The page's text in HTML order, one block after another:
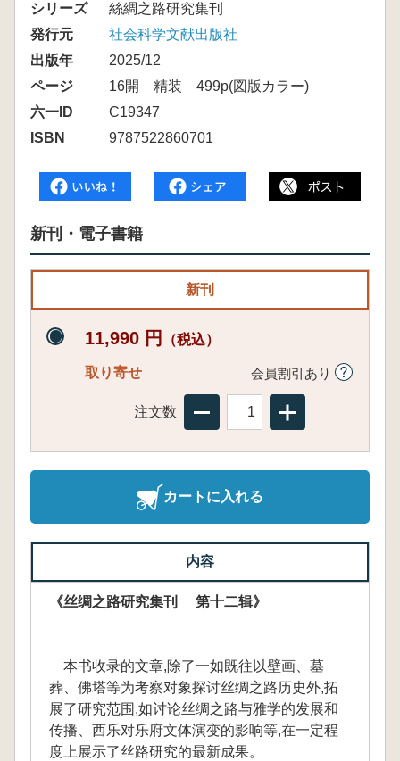
シリーズ
絲綢之路研究集刊
発行元
社会科学文献出版社
出版年
2025/12
ページ
16開 精装 499p(図版カラー)
六一ID
C19347
ISBN
9787522860701
新刊・電子書籍
新刊
11,990 円 （税込）
取り寄せ 会員割引あり
注文数
カートに入れる
内容
《丝绸之路研究集刊 第十二辑》
本书收录的文章,除了一如既往以壁画、墓
葬、佛塔等为考察对象探讨丝绸之路历史外,拓
展了研究范围,如讨论丝绸之路与雅学的发展和
传播、西乐对乐府文体演变的影响等,在一定程
度上展示了丝路研究的最新成果。